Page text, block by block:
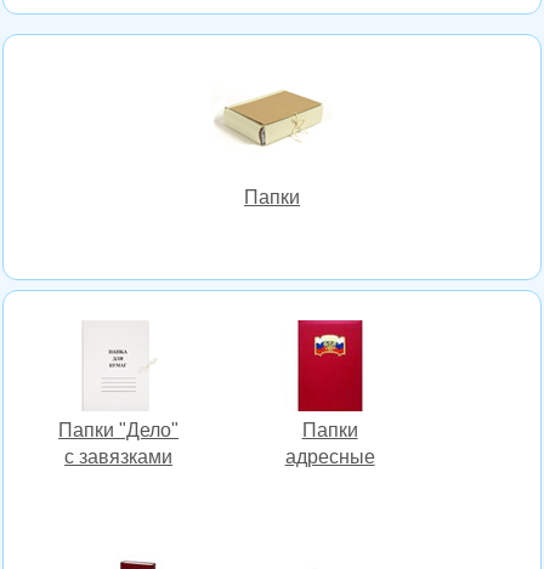
Папки
Папки "Дело"
с завязками
Папки
адресные